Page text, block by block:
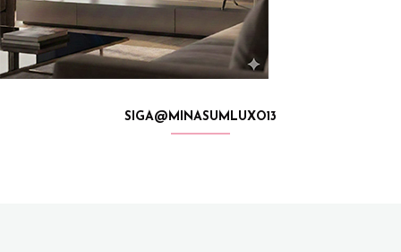
SIGA@MINASUMLUXO13